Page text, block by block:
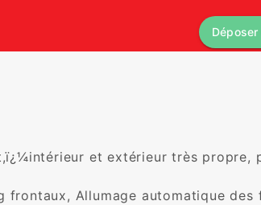
Déposer
et extérieur très propre,
frontaux, Allumage automatique des